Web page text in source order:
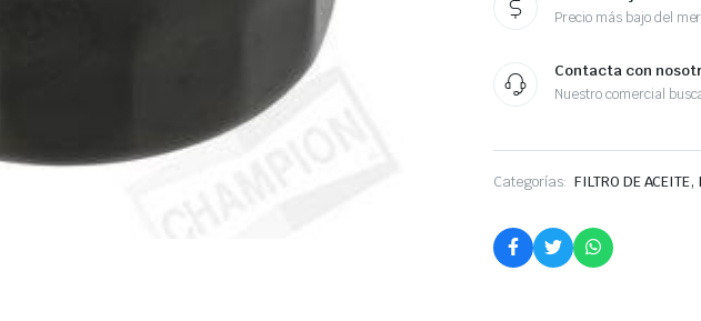
Precio más bajo del
Contacta con
Nuestro comercial
Categorías: FILTRO DE ACEITE,